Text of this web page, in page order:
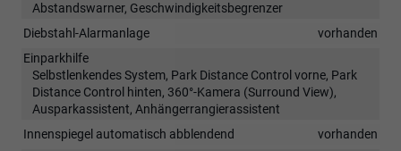
Abstandswarner, Geschwindigkeitsbegrenzer
Diebstahl-Alarmanlage
vorhanden
Einparkhilfe
Selbstlenkendes System, Park Distance Control vorne, Park
Distance Control hinten, 360°-Kamera (Surround View),
Ausparkassistent, Anhängerrangierassistent
Innenspiegel automatisch abblendend
vorhanden